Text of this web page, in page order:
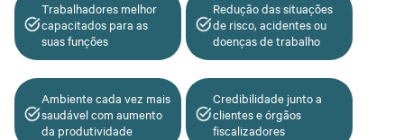
Trabalhadores melhor
capacitados para as
suas funções
Redução das situações
de risco, acidentes ou
doenças de trabalho
Ambiente cada vez mais
saudável com aumento
da produtividade
Credibilidade junto a
clientes e órgãos
fiscalizadores